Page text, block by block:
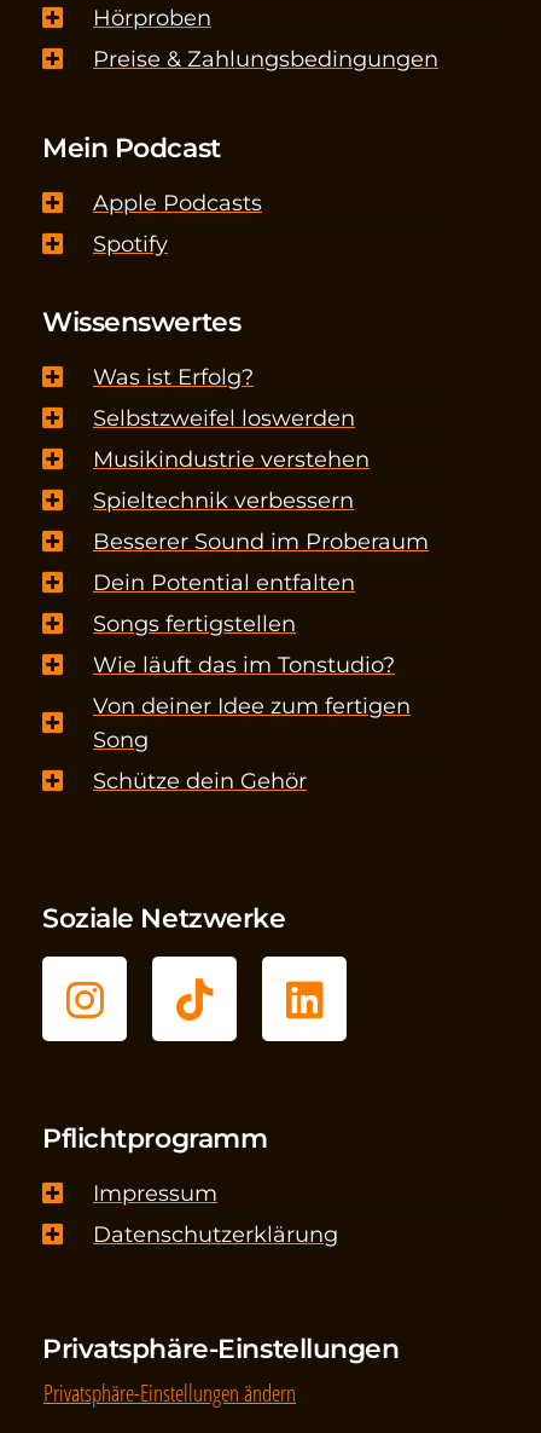
Hörproben
Preise & Zahlungsbedingungen
Mein Podcast
Apple Podcasts
Spotify
Wissenswertes
Was ist Erfolg?
Selbstzweifel loswerden
Musikindustrie verstehen
Spieltechnik verbessern
Besserer Sound im Proberaum
Dein Potential entfalten
Songs fertigstellen
Wie läuft das im Tonstudio?
Von deiner Idee zum fertigen
Song
Schütze dein Gehör
Soziale Netzwerke
Pflichtprogramm
Impressum
Datenschutzerklärung
Privatsphäre-Einstellungen
Privatsphäre-Einstellungen ändern